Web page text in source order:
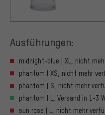
Ausführungen:
midnight-blue | XL, nicht
phantom | XS, nicht mehr
phantom | S, nicht mehr
phantom | L, Versand in 1-3
sun rose | L, nicht mehr